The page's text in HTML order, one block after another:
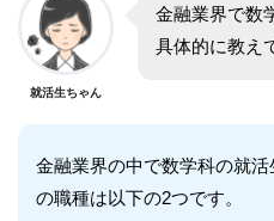
就活生ちゃん
金融業界で数
具体的に教え
金融業界の中で数学科の就活
の職種は以下の2つです。